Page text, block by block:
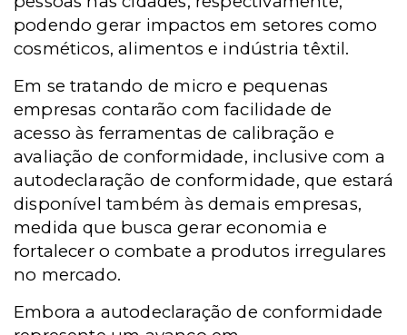
podendo gerar impactos em setores como
cosméticos, alimentos e indústria têxtil.
Em se tratando de micro e pequenas
empresas contarão com facilidade de
acesso às ferramentas de calibração e
avaliação de conformidade, inclusive com a
autodeclaração de conformidade, que estará
disponível também às demais empresas,
medida que busca gerar economia e
fortalecer o combate a produtos irregulares
no mercado.
Embora a autodeclaração de conformidade